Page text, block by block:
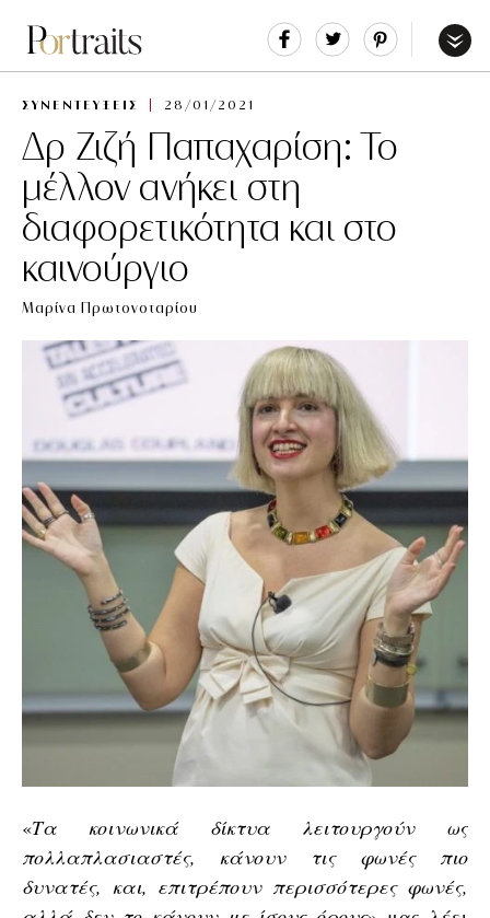
Share Tweet
ΣΥΝΕΝΤΕΥΞΕΙΣ 28/01/2021
Δρ Ζιζή Παπαχαρίση: Το
μέλλον ανήκει στη
διαφορετικότητα και στο
καινούργιο
Μαρίνα Πρωτονοταρίου
«Τα κοινωνικά δίκτυα λειτουργούν ως
πολλαπλασιαστές, κάνουν τις φωνές πιο
δυνατές, και, επιτρέπουν περισσότερες φωνές,